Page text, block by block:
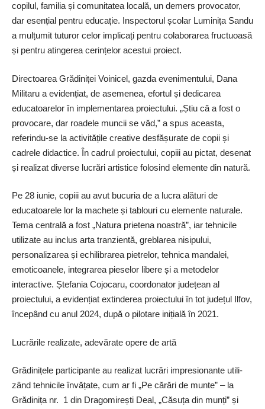
copilul, familia și comunitatea locală, un demers provocator,
dar esențial pentru educație. Inspectorul școlar Luminița Sandu
a mulțumit tuturor celor implicați pentru colaborarea fructuoasă
și pentru atingerea cerințelor acestui proiect.
Directoarea Grădiniței Voinicel, gazda evenimentului, Dana
Militaru a evidențiat, de asemenea, efortul și dedicarea
educatoarelor în implementarea proiectului. „Știu că a fost o
provocare, dar roadele muncii se văd,” a spus aceasta,
referindu-se la activitățile creative desfășurate de copii și
cadrele didactice. În cadrul proiectului, copiii au pictat, desenat
și realizat diverse lucrări artistice folosind elemente din natură.
Pe 28 iunie, copiii au avut bucuria de a lucra alături de
educatoarele lor la machete și tablouri cu elemente naturale.
Tema centrală a fost „Natura prietena noastră”, iar tehnicile
utilizate au inclus arta tranzientă, greblarea nisipului,
personalizarea și echilibrarea pietrelor, tehnica mandalei,
emoticoanele, integrarea pieselor libere și a metodelor
interactive. Ștefania Cojocaru, coordonator județean al
proiectului, a evidențiat extinderea proiectului în tot județul Ilfov,
începând cu anul 2024, după o pilotare inițială în 2021.
Lucrările realizate, adevărate opere de artă
Grădinițele partici­pante au realizat lucrări impresionante utili­
zând teh­nicile învățate, cum ar fi „Pe cărări de munte” – la
Grădinița nr. 1 din Dragomirești ­Deal, „Căsuța din munți” și